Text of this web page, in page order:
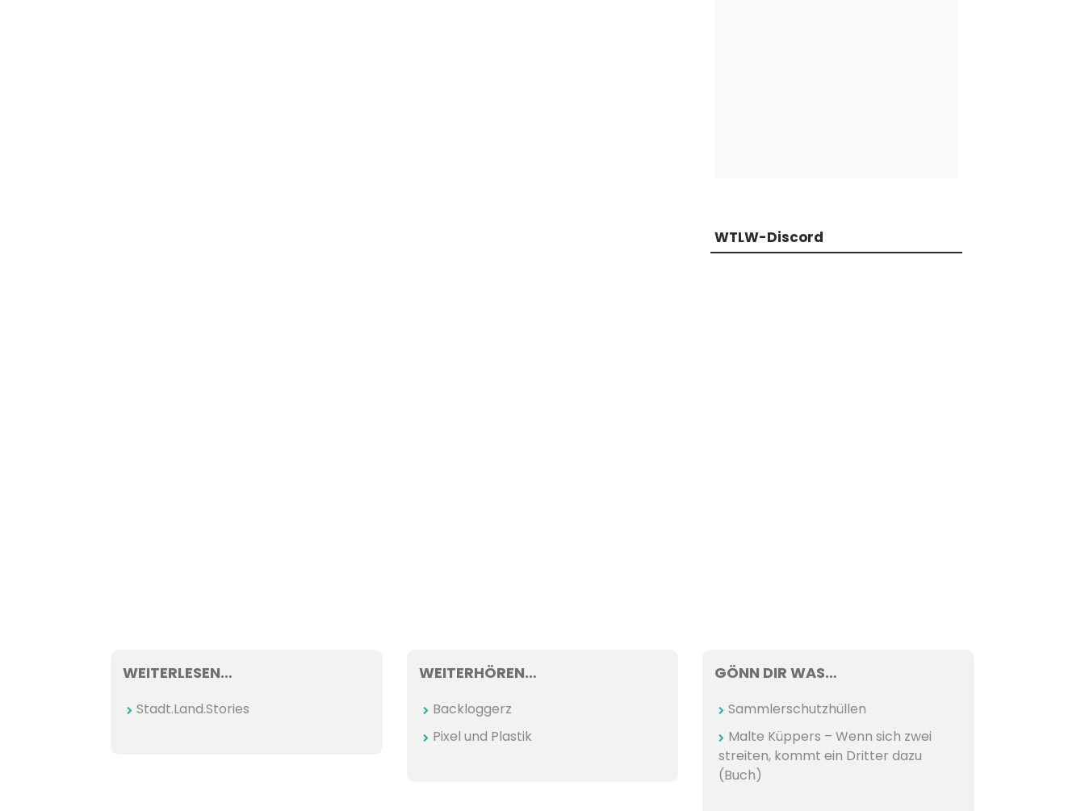
WTLW-Discord
WEITERLESEN…
Stadt.Land.Stories
WEITERHÖREN…
Backloggerz
Pixel und Plastik
GÖNN DIR WAS…
Sammlerschutzhüllen
Malte Küppers – Wenn sich zwei
streiten, kommt ein Dritter dazu
(Buch)